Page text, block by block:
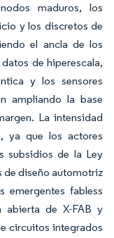
maduros, los
y los discretos de
el ancla de los
de hiperescala,
y los sensores
ampliando la base
La intensidad
ya que los actores
subsidios de la Ley
de diseño automotriz
emergentes fabless
abierta de X-FAB y
circuitos integrados